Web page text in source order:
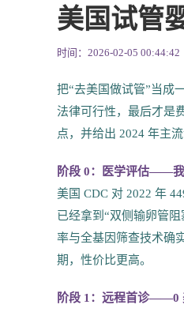
美国试管
时间：2026-02-05 00:44:42
把“去美国做试管”当成
法律可行性，最后才是
点，并给出 2024 年主
阶段 0：医学评估——我
美国 CDC 对 2022 年
已经拿到“双侧输卵管
率与全基因筛查技术确
期，性价比更高。
阶段 1：远程首诊——0